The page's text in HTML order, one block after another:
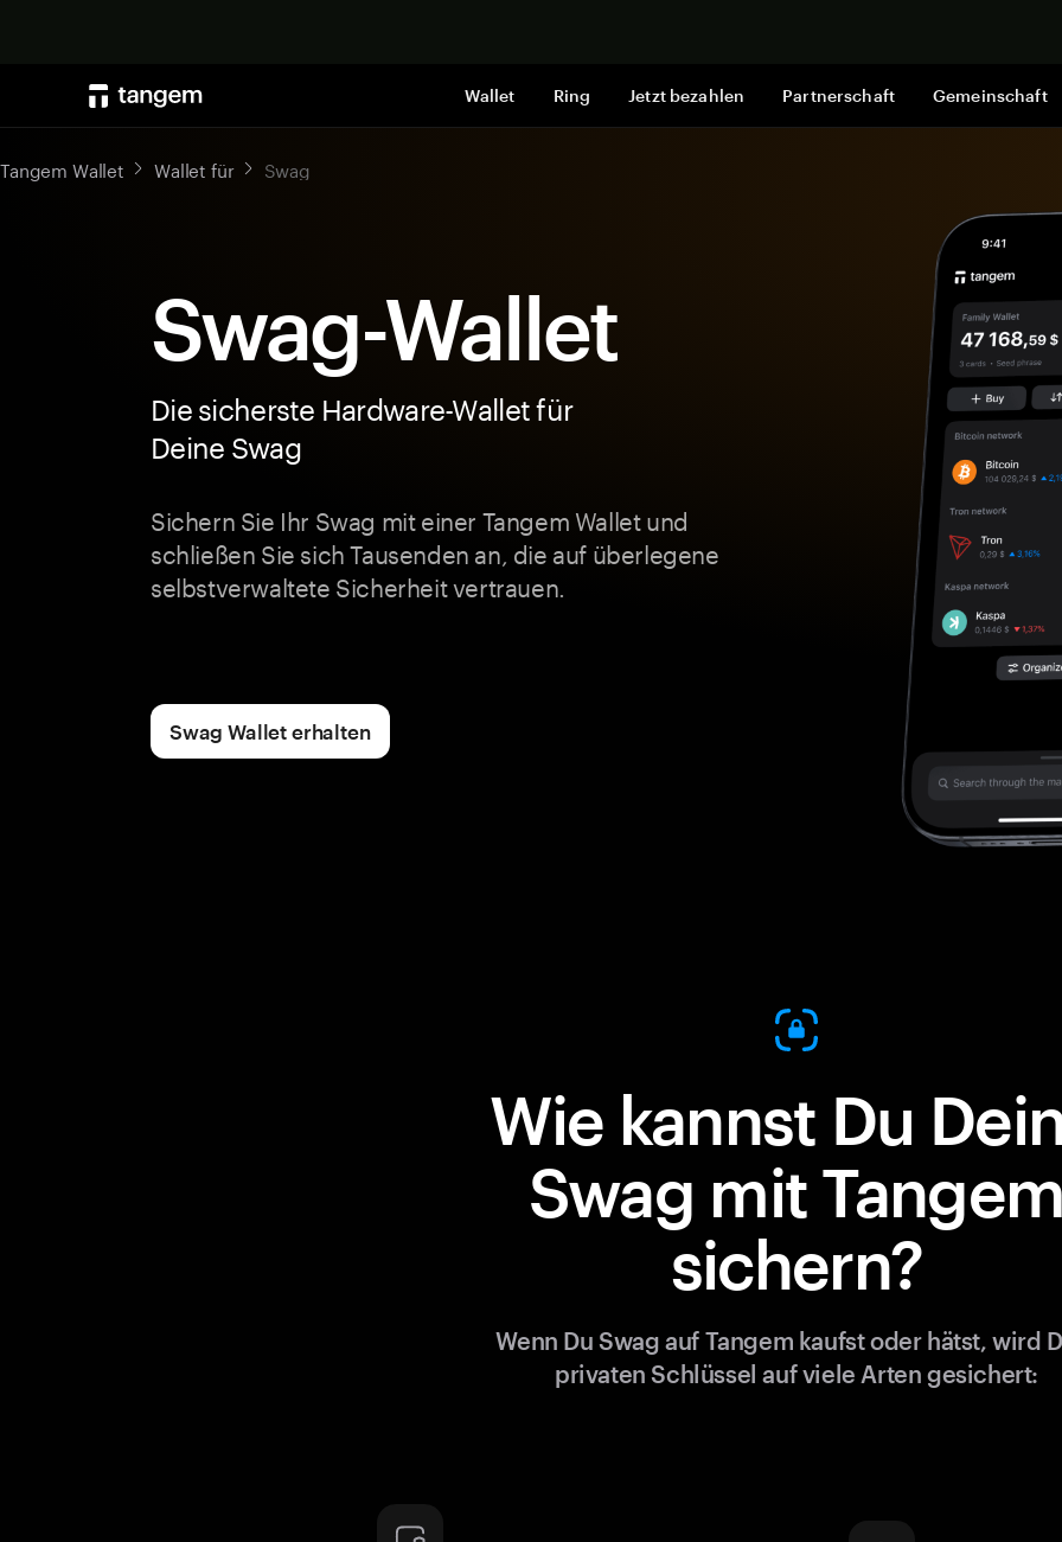
Wallet Ring Jetzt bezahlen Partnerschaft Gemeinschaft
Tangem Wallet Wallet für Swag
Swag-Wallet
Die sicherste Hardware-Wallet für
Deine Swag
Sichern Sie Ihr Swag mit einer Tangem Wallet und
schließen Sie sich Tausenden an, die auf überlegene
selbstverwaltete Sicherheit vertrauen.
Swag Wallet erhalten
Wie kannst Du
Swag mit Tangem
sichern?
Wenn Du Swag auf Tangem kaufst oder hätst, wird
privaten Schlüssel auf viele Arten gesichert: